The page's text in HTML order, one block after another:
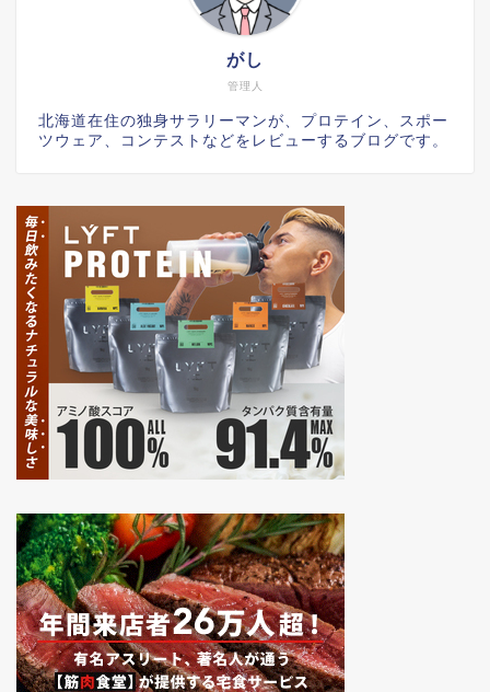
管理人
がし
北海道在住の独身サラリーマンが、プロテイン、スポー
ツウェア、コンテストなどをレビューするブログです。